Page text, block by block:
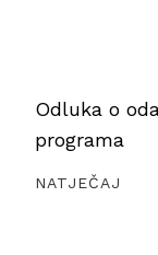
Odluka o
programa
NATJEČAJ